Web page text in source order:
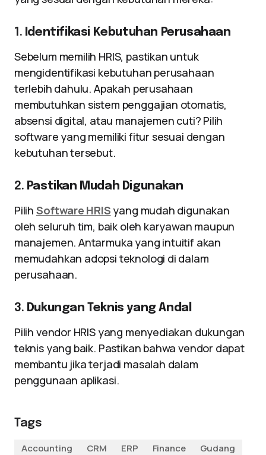
1. Identifikasi Kebutuhan Perusahaan
Sebelum memilih HRIS, pastikan untuk
mengidentifikasi kebutuhan perusahaan
terlebih dahulu. Apakah perusahaan
membutuhkan sistem penggajian otomatis,
absensi digital, atau manajemen cuti? Pilih
software yang memiliki fitur sesuai dengan
kebutuhan tersebut.
2. Pastikan Mudah Digunakan
Pilih Software HRIS yang mudah digunakan
oleh seluruh tim, baik oleh karyawan maupun
manajemen. Antarmuka yang intuitif akan
memudahkan adopsi teknologi di dalam
perusahaan.
3. Dukungan Teknis yang Andal
Pilih vendor HRIS yang menyediakan dukungan
teknis yang baik. Pastikan bahwa vendor dapat
membantu jika terjadi masalah dalam
penggunaan aplikasi.
Tags
Accounting
CRM ERP Finance
Gudang